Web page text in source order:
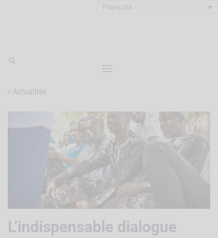
Français
Actualités
L’indispensable dialogue